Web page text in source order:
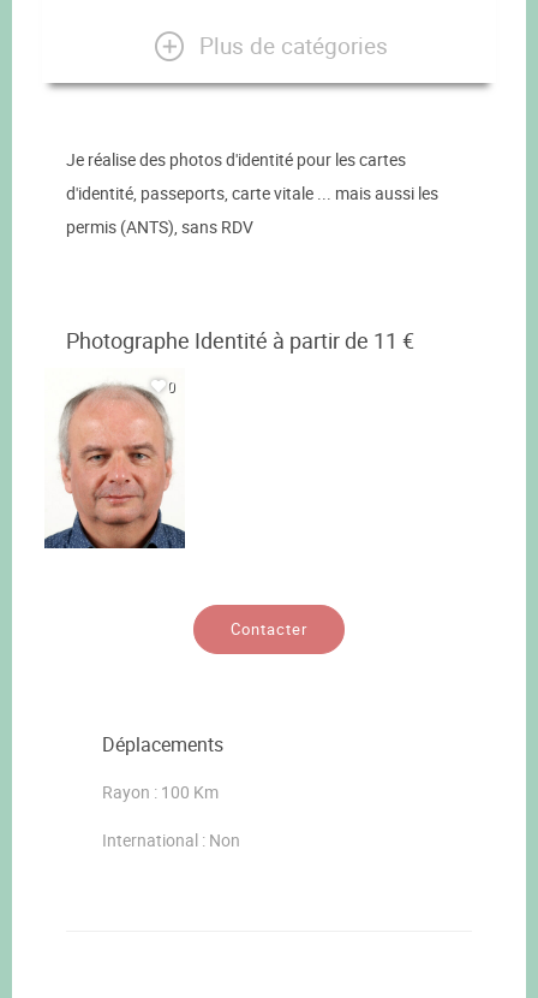
Plus de catégories
Je réalise des photos d'identité pour les cartes
d'identité, passeports, carte vitale ... mais aussi les
permis (ANTS), sans RDV
Photographe Identité à partir de 11 €
0
Contacter
Déplacements
Rayon : 100 Km
International : Non